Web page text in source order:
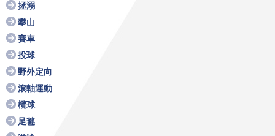
拯溺
攀山
賽車
投球
野外定向
滾軸運動
欖球
足毽